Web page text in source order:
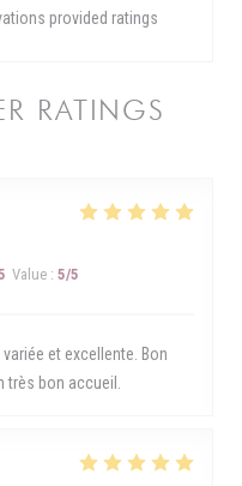
RATINGS
Value : 5/5
et excellente. Bon
bon accueil.
provided ratings